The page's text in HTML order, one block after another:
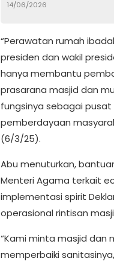
14/06/2026
“Perawatan rumah
presiden dan wakil
hanya membantu
prasarana masjid dan
fungsinya sebagai
pemberdayaan
(6/3/25).
Abu menuturkan,
Menteri Agama terkait
implementasi spirit
operasional rintisan
“Kami minta masjid dan
memperbaiki